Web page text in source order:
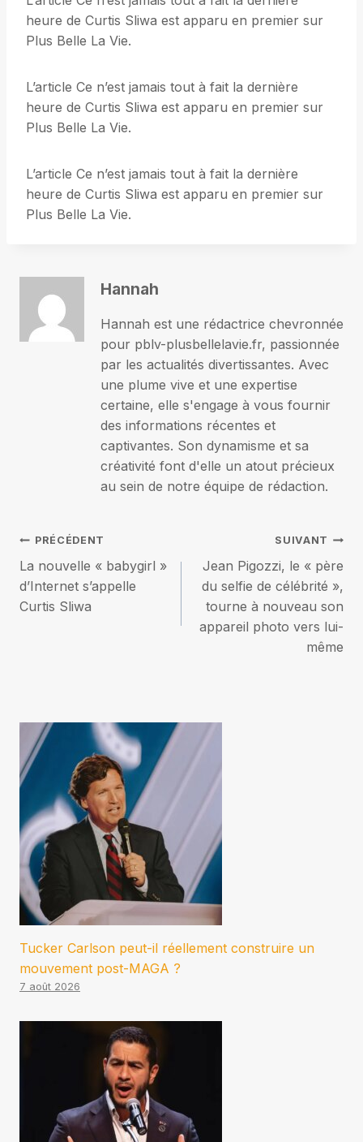
heure de Curtis Sliwa est apparu en premier sur
Plus Belle La Vie.
L’article Ce n’est jamais tout à fait la dernière
heure de Curtis Sliwa est apparu en premier sur
Plus Belle La Vie.
L’article Ce n’est jamais tout à fait la dernière
heure de Curtis Sliwa est apparu en premier sur
Plus Belle La Vie.
Hannah
Hannah est une rédactrice chevronnée
pour pblv-plusbellelavie.fr, passionnée
par les actualités divertissantes. Avec
une plume vive et une expertise
certaine, elle s'engage à vous fournir
des informations récentes et
captivantes. Son dynamisme et sa
créativité font d'elle un atout précieux
au sein de notre équipe de rédaction.
Navigation
de
PRÉCÉDENT
La nouvelle « babygirl »
d’Internet s’appelle
Curtis Sliwa
SUIVANT
Jean Pigozzi, le « père
du selfie de célébrité »,
tourne à nouveau son
appareil photo vers lui-
même
Tucker Carlson peut-il réellement construire un
mouvement post-MAGA ?
7 août 2026